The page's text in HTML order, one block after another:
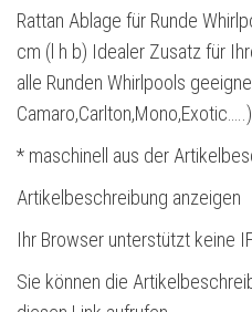
Rattan Ablage für Runde
cm (l h b) Idealer Zusatz für
alle Runden Whirlpools
* maschinell aus der
Artikelbeschreibung anzeigen
Ihr Browser unterstützt keine
Sie können die